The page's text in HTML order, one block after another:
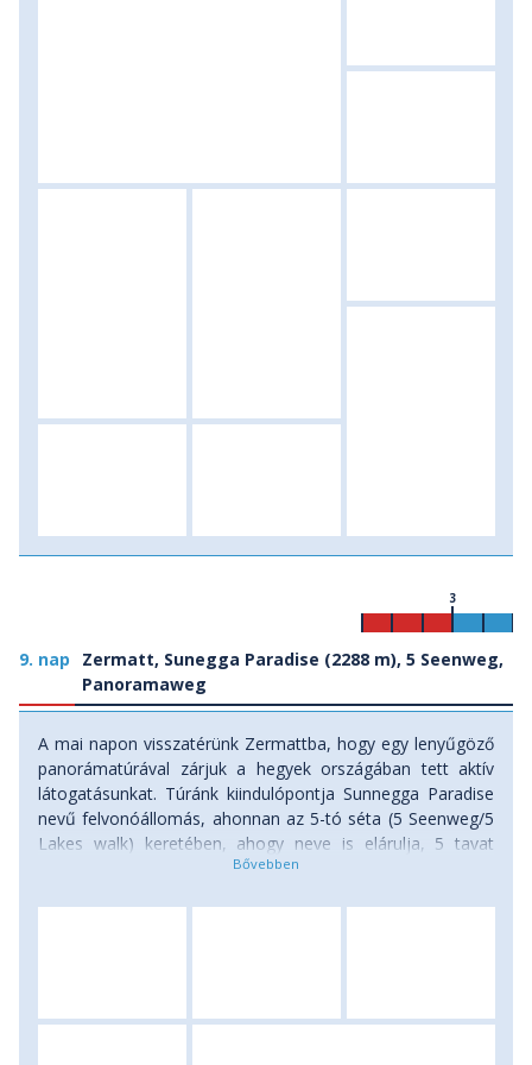
9. nap
Zermatt, Sunegga Paradise (2288 m), 5 Seenweg,
Panoramaweg
3
A mai napon visszatérünk Zermattba, hogy egy lenyűgöző
panorámatúrával zárjuk a hegyek országában tett aktív
látogatásunkat. Túránk kiindulópontja Sunnegga Paradise
nevű felvonóállomás, ahonnan az 5-tó séta (5 Seenweg/5
Lakes walk) keretében, ahogy neve is elárulja, 5 tavat
érintve látunk rá Zermatt völgyére, és ahol szélcsendes
meg. A Leisee-ben akár meg is mártózhatnak a bátrabbak,